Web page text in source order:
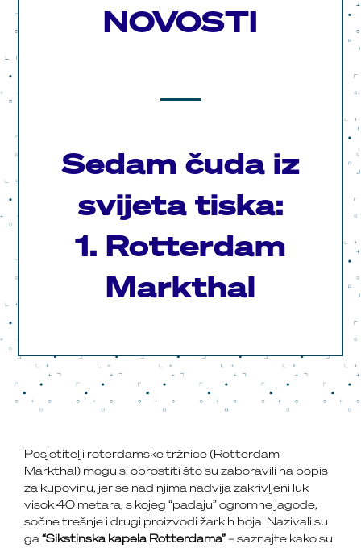
NOVOSTI
Sedam čuda iz
svijeta tiska:
1. Rotterdam
Markthal
Posjetitelji roterdamske tržnice (Rotterdam
Markthal) mogu si oprostiti što su zaboravili na popis
za kupovinu, jer se nad njima nadvija zakrivljeni luk
visok 40 metara, s kojeg “padaju” ogromne jagode,
sočne trešnje i drugi proizvodi žarkih boja. Nazivali su
ga “Sikstinska kapela Rotterdama”– saznajte kako su